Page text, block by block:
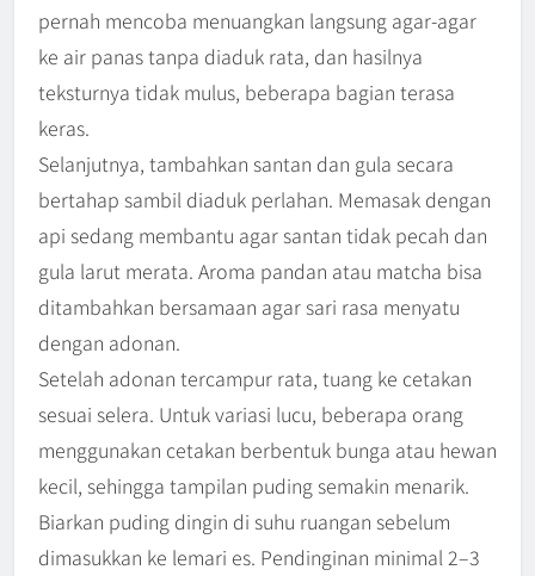
pernah mencoba menuangkan langsung agar-agar
ke air panas tanpa diaduk rata, dan hasilnya
teksturnya tidak mulus, beberapa bagian terasa
keras.
Selanjutnya, tambahkan santan dan gula secara
bertahap sambil diaduk perlahan. Memasak dengan
api sedang membantu agar santan tidak pecah dan
gula larut merata. Aroma pandan atau matcha bisa
ditambahkan bersamaan agar sari rasa menyatu
dengan adonan.
Setelah adonan tercampur rata, tuang ke cetakan
sesuai selera. Untuk variasi lucu, beberapa orang
menggunakan cetakan berbentuk bunga atau hewan
kecil, sehingga tampilan puding semakin menarik.
Biarkan puding dingin di suhu ruangan sebelum
dimasukkan ke lemari es. Pendinginan minimal 2–3